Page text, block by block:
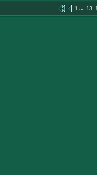
1 ... 13